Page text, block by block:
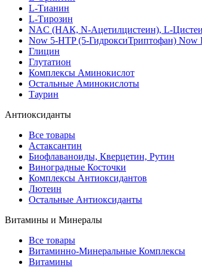
L-Тианин
L-Тирозин
NAC (НАК, N-Ацетилцистеин), L-
Now 5-HTP (5-ГидроксиТриптофан) Now
Глицин
Глутатион
Комплексы Аминокислот
Остальные Аминокислоты
Таурин
Антиоксиданты
Все товары
Астаксантин
Биофлаваноиды, Кверцетин, Рутин
Виноградные Косточки
Комплексы Антиоксидантов
Лютеин
Остальные Антиоксиданты
Витамины и Минералы
Все товары
Витаминно-Минеральные Комплексы
Витамины